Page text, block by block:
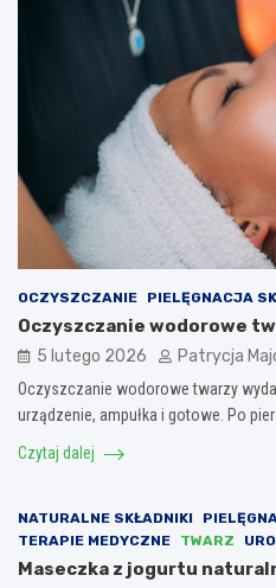
OCZYSZCZANIE PIELĘGNACJA
Oczyszczanie wodorowe
5 lutego 2026 Patrycja
Oczyszczanie wodorowe twarzy
urządzenie, ampułka i gotowe. Po
Czytaj dalej
NATURALNE SKŁADNIKI
TERAPIE MEDYCZNE
TWARZ
Maseczka z jogurtu